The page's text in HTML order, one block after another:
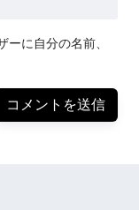
に自分の名前、